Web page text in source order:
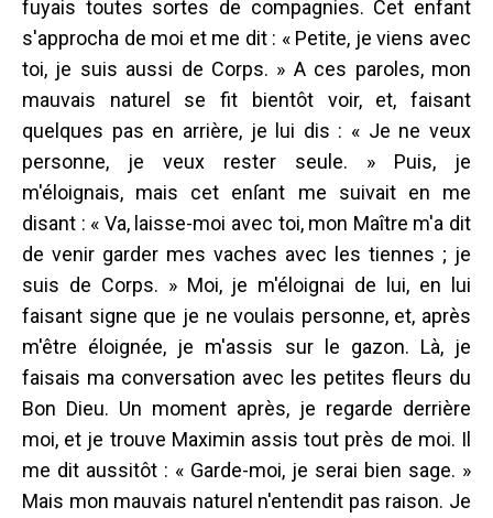
fuyais toutes sortes de compagnies. Cet enfant
s'approcha de moi et me dit : « Petite, je viens avec
toi, je suis aussi de Corps. » A ces paroles, mon
mauvais naturel se fit bientôt voir, et, faisant
quelques pas en arrière, je lui dis : « Je ne veux
personne, je veux rester seule. » Puis, je
m'éloignais, mais cet enſant me suivait en me
disant : « Va, laisse-moi avec toi, mon Maître m'a dit
de venir garder mes vaches avec les tiennes ; je
suis de Corps. » Moi, je m'éloignai de lui, en lui
faisant signe que je ne voulais personne, et, après
m'être éloignée, je m'assis sur le gazon. Là, je
faisais ma conversation avec les petites fleurs du
Bon Dieu. Un moment après, je regarde derrière
moi, et je trouve Maximin assis tout près de moi. Il
me dit aussitôt : « Garde-moi, je serai bien sage. »
Mais mon mauvais naturel n'entendit pas raison. Je